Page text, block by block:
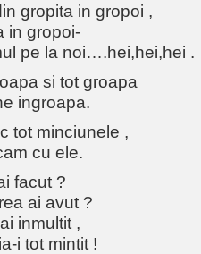
gropita in gropoi ,
in gropoi-
pe la noi….hei,hei,hei .
si tot groapa
ingroapa.
tot minciunele ,
cu ele.
facut ?
ai avut ?
inmultit ,
i tot mintit !